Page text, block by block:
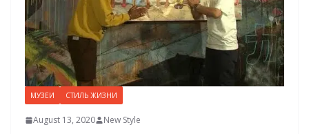
МУЗЕИ СТИЛЬ ЖИЗНИ
August 13, 2020 New Style